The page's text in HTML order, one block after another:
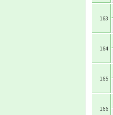
163
164
165
166